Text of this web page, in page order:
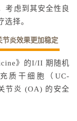
考虑到其安全性良
择。
节炎效果更加稳定
》的I/II 期随机
质干细胞（UC-
节炎 (OA) 的安全